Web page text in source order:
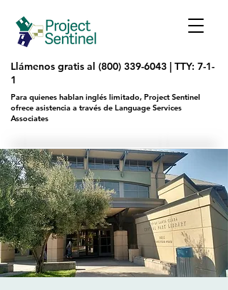
Llámenos gratis al (800) 339-6043 | TTY: 7-1-
1
Para quienes hablan inglés limitado, Project Sentinel
ofrece asistencia a través de Language Services
Associates